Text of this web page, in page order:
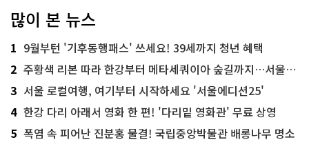
많이 본 뉴스
1 9월부턴 '기후동행패스' 쓰세요! 39세까지 청년 혜택
2 주황색 리본 따라 한강부터 메타세쿼이아 숲길까지…서울둘레길 15코스
3 서울 로컬여행, 여기부터 시작하세요 '서울에디션25'
4 한강 다리 아래서 영화 한 편! '다리밑 영화관' 무료 상영
5 폭염 속 피어난 진분홍 물결! 국립중앙박물관 배롱나무 명소